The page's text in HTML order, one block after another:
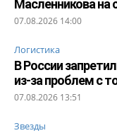
Масленникова на
07.08.2026 14:00
Логистика
В России
из-за проблем с
07.08.2026 13:51
Звезды